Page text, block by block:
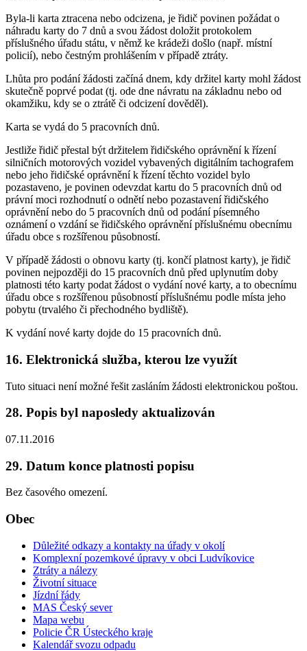
Byla-li karta ztracena nebo odcizena, je řidič povinen požádat o
náhradu karty do 7 dnů a svou žádost doložit protokolem
příslušného úřadu státu, v němž ke krádeži došlo (např. místní
policií), nebo čestným prohlášením v případě ztráty.
Lhůta pro podání žádosti začíná dnem, kdy držitel karty mohl žádost
skutečně poprvé podat (tj. ode dne návratu na základnu nebo od
okamžiku, kdy se o ztrátě či odcizení dověděl).
Karta se vydá do 5 pracovních dnů.
Jestliže řidič přestal být držitelem řidičského oprávnění k řízení
silničních motorových vozidel vybavených digitálním tachografem
nebo jeho řidičské oprávnění k řízení těchto vozidel bylo
pozastaveno, je povinen odevzdat kartu do 5 pracovních dnů od
právní moci rozhodnutí o odnětí nebo pozastavení řidičského
oprávnění nebo do 5 pracovních dnů od podání písemného
oznámení o vzdání se řidičského oprávnění příslušnému obecnímu
úřadu obce s rozšířenou působností.
V případě žádosti o obnovu karty (tj. končí platnost karty), je řidič
povinen nejpozději do 15 pracovních dnů před uplynutím doby
platnosti této karty podat žádost o vydání nové karty, a to obecnímu
úřadu obce s rozšířenou působností příslušnému podle místa jeho
pobytu (trvalého či přechodného bydliště).
K vydání nové karty dojde do 15 pracovních dnů.
16. Elektronická služba, kterou lze využít
Tuto situaci není možné řešit zasláním žádosti elektronickou poštou.
28. Popis byl naposledy aktualizován
07.11.2016
29. Datum konce platnosti popisu
Bez časového omezení.
Obec
Důležité odkazy a kontakty na úřady v okolí
Komplexní pozemkové úpravy v obci Ludvíkovice
Ztráty a nálezy
Životní situace
Jízdní řády
MAS Český sever
Mapa webu
Policie ČR Ústeckého kraje
Kalendář svozu odpadu